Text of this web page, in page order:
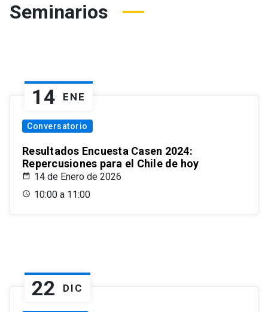
Seminarios
14 ENE
Conversatorio
Resultados Encuesta Casen 2024:
Repercusiones para el Chile de hoy
14 de Enero de 2026
10:00 a 11:00
22 DIC